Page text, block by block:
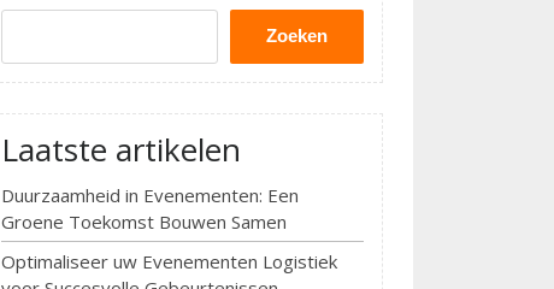
Zoeken
Laatste artikelen
Duurzaamheid in Evenementen: Een
Groene Toekomst Bouwen Samen
Optimaliseer uw Evenementen Logistiek